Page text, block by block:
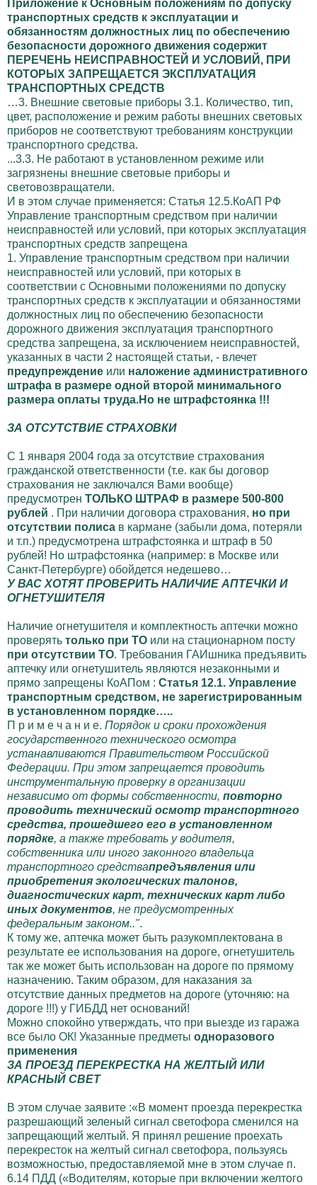
Приложение к Основным положениям по допуску
транспортных средств к эксплуатации и
обязанностям должностных лиц по обеспечению
безопасности дорожного движения содержит
ПЕРЕЧЕНЬ НЕИСПРАВНОСТЕЙ И УСЛОВИЙ, ПРИ
КОТОРЫХ ЗАПРЕЩАЕТСЯ ЭКСПЛУАТАЦИЯ
ТРАНСПОРТНЫХ СРЕДСТВ
…3. Внешние световые приборы 3.1. Количество, тип,
цвет, расположение и режим работы внешних световых
приборов не соответствуют требованиям конструкции
транспортного средства.
...3.3. Не работают в установленном режиме или
загрязнены внешние световые приборы и
световозвращатели.
И в этом случае применяется: Статья 12.5.КоАП РФ
Управление транспортным средством при наличии
неисправностей или условий, при которых эксплуатация
транспортных средств запрещена
1. Управление транспортным средством при наличии
неисправностей или условий, при которых в
соответствии с Основными положениями по допуску
транспортных средств к эксплуатации и обязанностями
должностных лиц по обеспечению безопасности
дорожного движения эксплуатация транспортного
средства запрещена, за исключением неисправностей,
указанных в части 2 настоящей статьи, - влечет
предупреждение или наложение административного
штрафа в размере одной второй минимального
размера оплаты труда.Но не штрафстоянка !!!
ЗА ОТСУТСТВИЕ СТРАХОВКИ
С 1 января 2004 года за отсутствие страхования
гражданской ответственности (т.е. как бы договор
страхования не заключался Вами вообще)
предусмотрен ТОЛЬКО ШТРАФ в размере 500-800
рублей . При наличии договора страхования, но при
отсутствии полиса в кармане (забыли дома, потеряли
и т.п.) предусмотрена штрафстоянка и штраф в 50
рублей! Но штрафстоянка (например: в Москве или
Санкт-Петербурге) обойдется недешево…
У ВАС ХОТЯТ ПРОВЕРИТЬ НАЛИЧИЕ АПТЕЧКИ И
ОГНЕТУШИТЕЛЯ
Наличие огнетушителя и комплектность аптечки можно
проверять только при ТО или на стационарном посту
при отсутствии ТО. Требования ГАИшника предъявить
аптечку или огнетушитель являются незаконными и
прямо запрещены КоАПом : Статья 12.1. Управление
транспортным средством, не зарегистрированным
в установленном порядке…..
П р и м е ч а н и е. Порядок и сроки прохождения
государственного технического осмотра
устанавливаются Правительством Российской
Федерации. При этом запрещается проводить
инструментальную проверку в организации
независимо от формы собственности, повторно
проводить технический осмотр транспортного
средства, прошедшего его в установленном
порядке, а также требовать у водителя,
собственника или иного законного владельца
транспортного средствапредъявления или
приобретения экологических талонов,
диагностических карт, технических карт либо
иных документов, не предусмотренных
федеральным законом..".
К тому же, аптечка может быть разукомплектована в
результате ее использования на дороге, огнетушитель
так же может быть использован на дороге по прямому
назначению. Таким образом, для наказания за
отсутствие данных предметов на дороге (уточняю: на
дороге !!!) у ГИБДД нет оснований!
Можно спокойно утверждать, что при выезде из гаража
все было ОК! Указанные предметы одноразового
применения
ЗА ПРОЕЗД ПЕРЕКРЕСТКА НА ЖЕЛТЫЙ ИЛИ
КРАСНЫЙ СВЕТ
В этом случае заявите :«В момент проезда перекрестка
разрешающий зеленый сигнал светофора сменился на
запрещающий желтый. Я принял решение проехать
перекресток на желтый сигнал светофора, пользуясь
возможностью, предоставляемой мне в этом случае п.
6.14 ПДД («Водителям, которые при включении желтого